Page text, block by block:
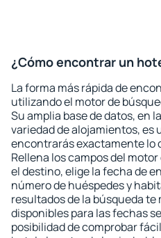
¿Cómo encontrar un
La forma más rápida de
utilizando el motor de
Su amplia base de datos, en
variedad de alojamientos, es
encontrarás exactamente lo
Rellena los campos del
el destino, elige la fecha de
número de huéspedes y
resultados de la búsqueda
disponibles para las fechas
posibilidad de comprobar